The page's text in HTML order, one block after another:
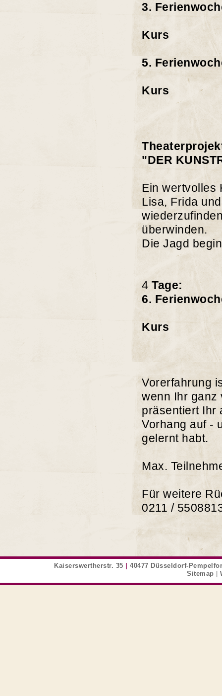
3.
10:00
Kurs
5.
10:00
Kurs
"DER
Ein wertvolles
Lisa, Frida
überwinden.
Die Jagd
4 Tage:
6.
10:00
Kurs
Vorerfahrung
wenn Ihr ganz
präsentiert Ihr
Vorhang auf -
gelernt habt.
Max.
Für weitere
0211 /
Kaiserswertherstr. 35
40477 Düsseldorf-
Sitemap |